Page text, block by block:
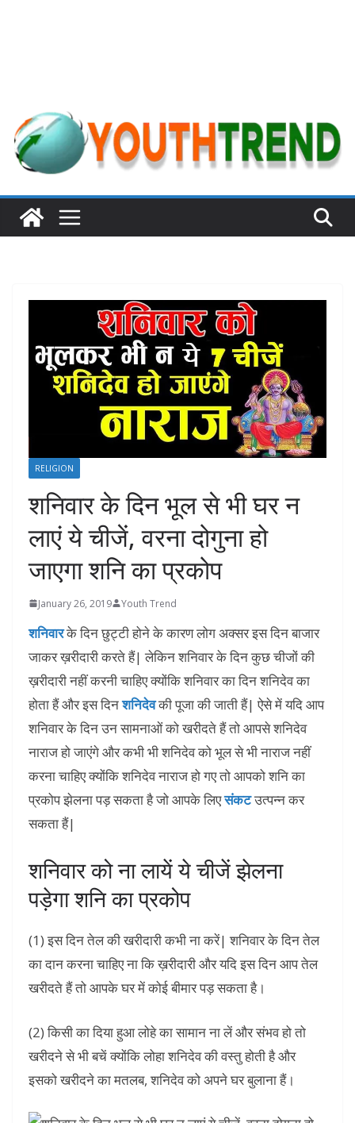
RELIGION
शनिवार के दिन भूल से भी घर न
लाएं ये चीजें, वरना दोगुना हो
जाएगा शनि का प्रकोप
January 26, 2019 Youth Trend
शनिवारके दिन छुट्टी होने के कारण लोग अक्सर इस दिन बाजार
जाकर ख़रीदारी करते हैं| लेकिन शनिवार के दिन कुछ चीजों की
ख़रीदारी नहीं करनी चाहिए क्योंकि शनिवार का दिन शनिदेव का
होता हैं और इस दिनशनिदेवकी पूजा की जाती हैं| ऐसे में यदि आप
शनिवार के दिन उन सामनाओं को खरीदते हैं तो आपसे शनिदेव
नाराज हो जाएंगे और कभी भी शनिदेव को भूल से भी नाराज नहीं
करना चाहिए क्योंकि शनिदेव नाराज हो गए तो आपको शनि का
प्रकोप झेलना पड़ सकता है जो आपके लिएसंकटउत्पन्न कर
सकता हैं|
शनिवार को ना लायें ये चीजें झेलना
पड़ेगा शनि का प्रकोप
(1) इस दिन तेल की खरीदारी कभी ना करें| शनिवार के दिन तेल
का दान करना चाहिए ना कि ख़रीदारी और यदि इस दिन आप तेल
खरीदते हैं तो आपके घर में कोई बीमार पड़ सकता है।
(2) किसी का दिया हुआ लोहे का सामान ना लें और संभव हो तो
खरीदने से भी बचें क्योंकि लोहा शनिदेव की वस्तु होती है और
इसको खरीदने का मतलब, शनिदेव को अपने घर बुलाना हैं।